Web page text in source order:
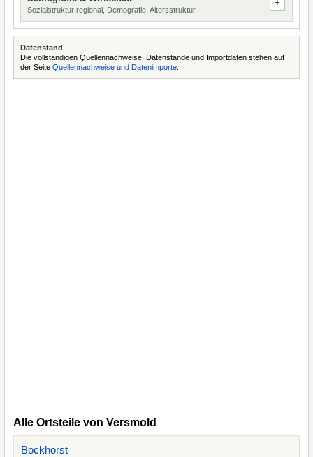
Sozialstruktur regional, Demografie, Altersstruktur
Datenstand
Die vollständigen Quellennachweise, Datenstände und Importdaten stehen auf
der Seite Quellennachweise und Datenimporte
Alle Ortsteile von Versmold
Bockhorst